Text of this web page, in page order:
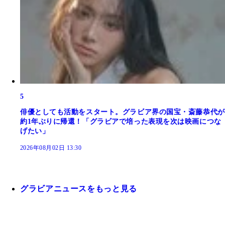
5
俳優としても活動をスタート。グラビア界の国宝・斎藤恭代が
約1年ぶりに帰還！「グラビアで培った表現を次は映画につな
げたい」
2026年08月02日 13:30
グラビアニュースをもっと見る